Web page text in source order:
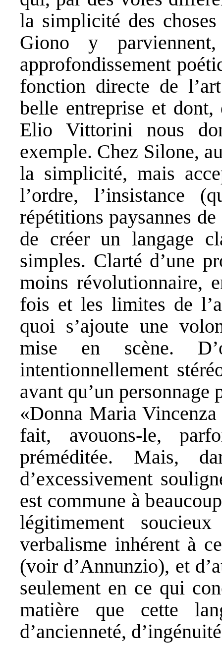
la simplicité des
Giono y
approfondissement
fonction directe de
belle entreprise et
Elio Vittorini nous
exemple. Chez Silone,
la simplicité, mais
l’ordre, l’insistance
répétitions paysannes
de créer un langage
simples. Clarté d’une
moins révolutionnaire,
fois et les limites de
quoi s’ajoute une
mise en scène.
intentionnellement
avant qu’un
«Donna Maria
fait, avouons-le,
préméditée. Mais,
d’excessivement
est commune à
légitimement
verbalisme inhérent à
(voir d’Annunzio), et
seulement en ce qui
matière que cette
d’ancienneté,